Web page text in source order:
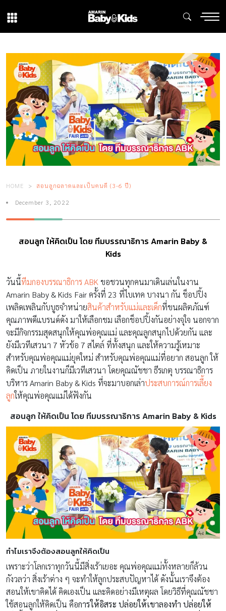
HOME สอนลูกฉลาดและเป็นคนดี (3-6 ปี)
December 3, 2022
สอนลูก ให้คิดเป็น โดย ทีมบรรณาธิการ Amarin Baby &
Kids
วันนี้ทีมกองบรรณาธิการ ABK ขอชวนทุกคนมาเดินเล่นในงาน
Amarin Baby & Kids Fair ครั้งที่ 23 ที่ไบเทค บางนา กัน ช็อปปิ้ง
เพลิดเพลินกับบูธจำหน่ายสินค้าสำหรับแม่และเด็กที่ขนผลิตภัณฑ์
คุณภาพดีแบรนด์ดัง มาให้เลือกชม เลือกช็อปปิ้งกันอย่างจุใจ นอกจาก
จะมีกิจกรรมสุดสนุกให้คุณพ่อคุณแม่ และคุณลูกสนุกไปด้วยกัน และ
ยังมีเวทีเสวนา 7 หัวข้อ 7 สไตล์ ที่ทั้งสนุก และให้ความรู้เหมาะ
สำหรับคุณพ่อคุณแม่ยุคใหม่ สำหรับคุณพ่อคุณแม่ที่อยาก สอนลูก ให้
คิดเป็น ภายในงานก็มีเวทีเสวนา โดยคุณณัชชา ธีรเกตุ บรรณาธิการ
บริหาร Amarin Baby & Kids ที่จะมาบอกเล่าประสบการณ์การเลี้ยง
ลูกให้คุณพ่อคุณแม่ได้ฟังกัน
สอนลูก ให้คิดเป็น โดย ทีมบรรณาธิการ Amarin Baby & Kids
ทำไมเราจึงต้องสอนลูกให้คิดเป็น
เพราะว่าโลกเราทุกวันนี้มีสิ่งเร้าเยอะ คุณพ่อคุณแม่ทั้งหลายก็ล้วน
กังวลว่า สิ่งเร้าต่าง ๆ จะทำให้ลูกประสบปัญหาได้ ดังนั้นเราจึงต้อง
สอนให้เขาคิดได้ คิดเองเป็น และคิดอย่างมีเหตุผล โดยวิธีที่คุณณัชชา
ใช้สอนลูกให้คิดเป็น คือการให้อิสระ ปล่อยให้เขาลองทำ ปล่อยให้